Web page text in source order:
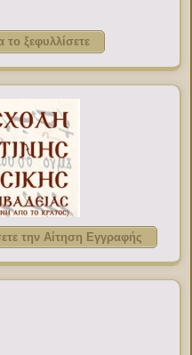
το ξεφυλλίσετε
την Αίτηση Εγγραφής